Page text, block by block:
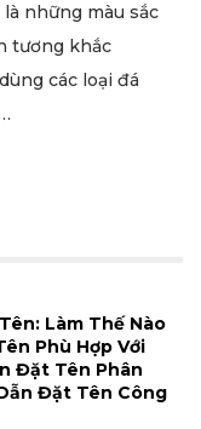
những màu sắc
tương khắc
các loại đá
Làm Thế Nào
Phù Hợp Với
Đặt Tên Phân
Đặt Tên Công